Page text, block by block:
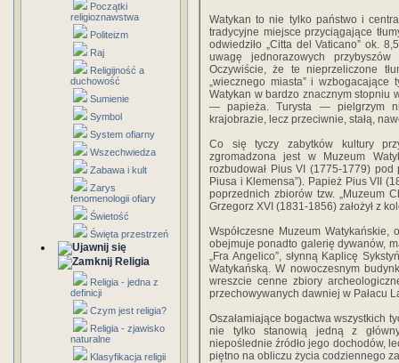
Początki
religioznawstwa
Politeizm
Raj
Religijność a
duchowość
Sumienie
Symbol
System ofiarny
Wszechwiedza
Zabawa i kult
Zarys
fenomenologii ofiary
Świetość
Święta przestrzeń
Religia
Religia - jedna z
definicji
Czym jest religia?
Religia - zjawisko
naturalne
Klasyfikacja religii
Watykan to nie tylko państwo i
tradycyjne miejsce przyciągające
odwiedziło „Citta del Vaticano” ok.
uwagę jednorazowych
Oczywiście, że te nieprzeliczone
„wiecznego miasta” i wzbogacające
Watykan w bardzo znacznym stopniu
— papieża. Turysta — pielgrzym
krajobrazie, lecz przeciwnie, stałą,
Co się tyczy zabytków kultury
zgromadzona jest w Muzeum
rozbudował Pius VI (1775-1779) pod
Piusa i Klemensa”). Papież Pius VII
poprzednich zbiorów tzw. „Muzeum
Grzegorz XVI (1831-1856) założył z
Współczesne Muzeum
obejmuje po­nadto galerię dywanów,
„Fra Angelico”, słyn­ną Kaplicę
Watykańską. W nowoczesnym
wreszcie cenne zbiory
przechowywanych dawniej w Pałacu
Oszałamiające bogactwa wszystkich
nie tylko stanowią jedną z
niepoślednie źródło jego docho­dów,
piętno na obliczu życia codziennego